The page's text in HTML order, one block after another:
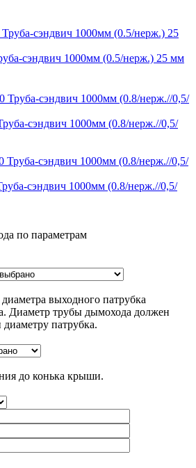
сэндвич 1000мм (0.5/нерж.) 25 мм
сэндвич 1000мм (0.8/нерж.//0,5/
сэндвич 1000мм (0.8/нерж.//0,5/
по параметрам
выходного патрубка
Диаметр трубы дымохода должен
патрубка.
до конька крыши.